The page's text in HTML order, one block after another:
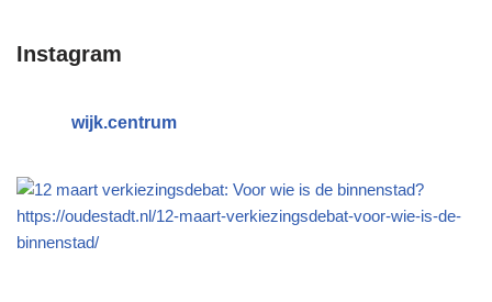
Instagram
wijk.centrum